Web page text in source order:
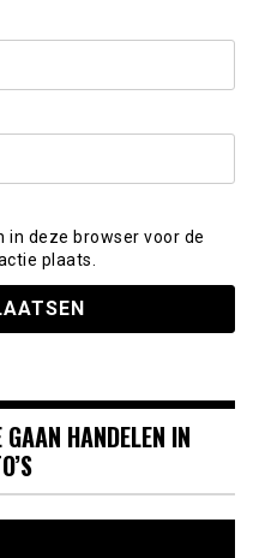
in deze browser voor de
plaats.
HANDELEN IN